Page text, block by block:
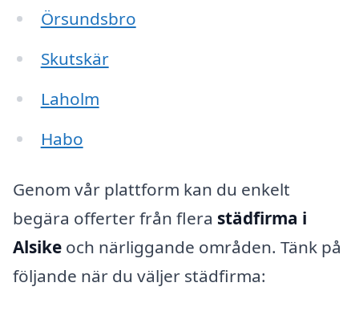
Örsundsbro
Skutskär
Laholm
Habo
Genom vår plattform kan du enkelt
begära offerter från flera städfirma i
Alsike och närliggande områden. Tänk på
följande när du väljer städfirma: